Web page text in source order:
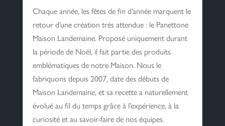
Chaque année, les fêtes de fin d’année marquent le
retour d’une création très attendue : le Panettone
Maison Landemaine. Proposé uniquement durant
la période de Noël, il fait partie des produits
emblématiques de notre Maison. Nous le
fabriquons depuis 2007, date des débuts de
Maison Landemaine, et sa recette a naturellement
évolué au fil du temps grâce à l’expérience, à la
curiosité et au savoir-faire de nos équipes.